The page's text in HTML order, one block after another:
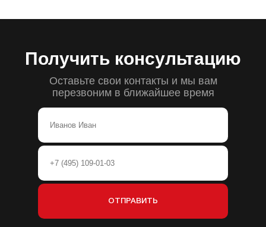
Получить консультацию
Оставьте свои контакты и мы вам
перезвоним в ближайшее время